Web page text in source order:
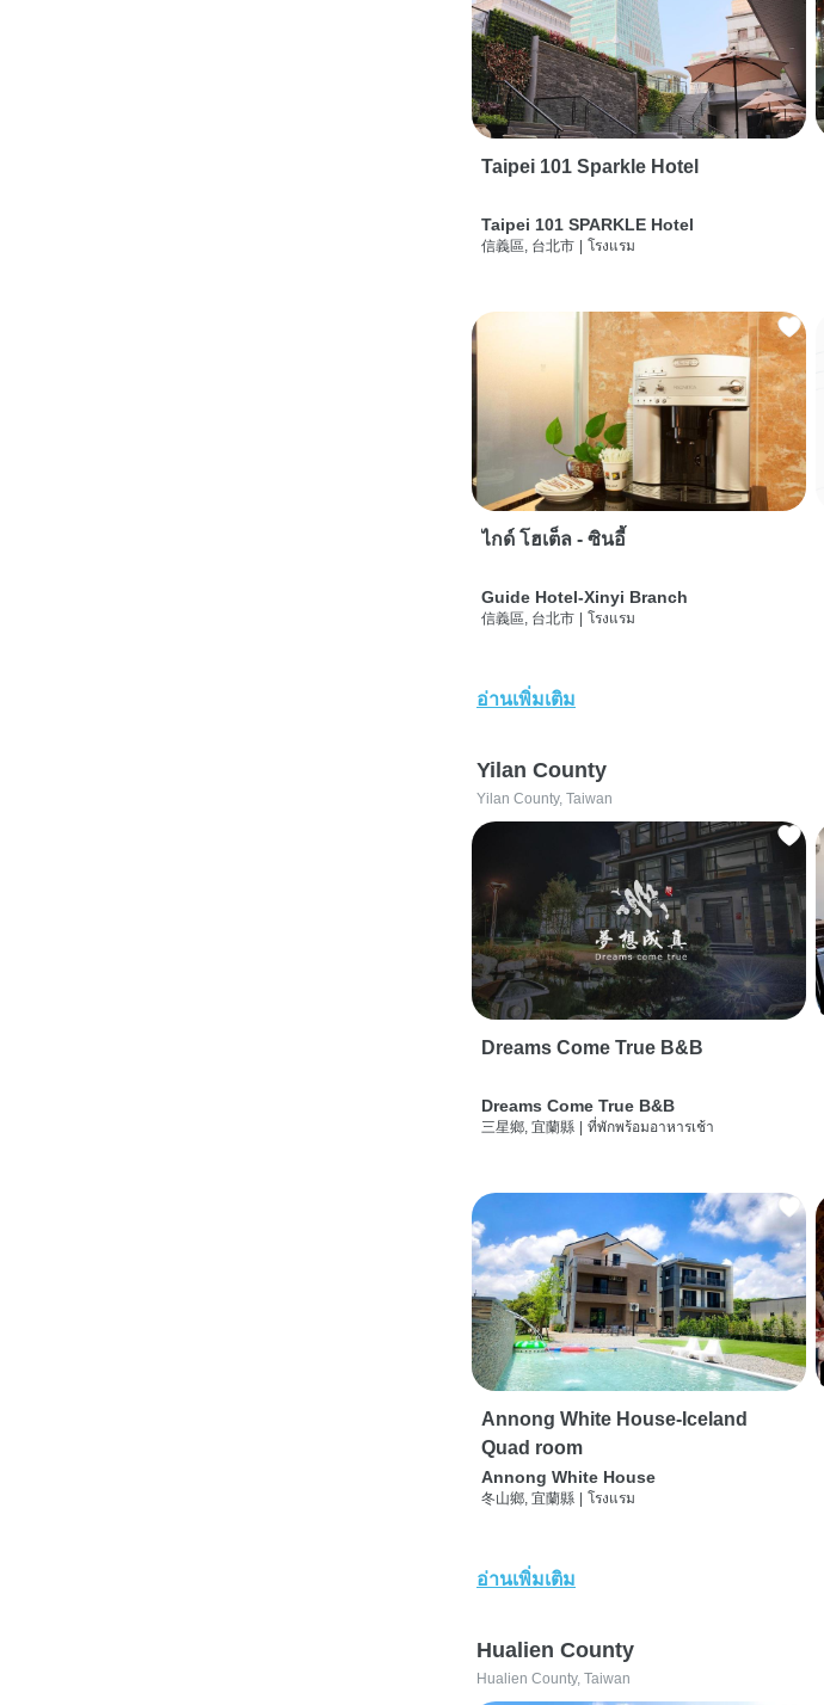
Taipei 101 Sparkle Hotel
Taipei 101 SPARKLE Hotel
信義區, 台北市 โรงแรม
ไกด์ โฮเต็ล - ซินอี้
Guide Hotel-Xinyi Branch
信義區, 台北市 | โรงแรม
อ่านเพิ่มเติม
Yilan County
Yilan County, Taiwan
Dreams Come True B&B
Dreams Come True B&B
三星鄉, 宜蘭縣 | ที่พักพร้อมอาหารเช้า
Annong White House-Iceland
Quad room
Annong White House
冬山鄉, 宜蘭縣 | โรงแรม
อ่านเพิ่มเติม
Hualien County
Hualien County, Taiwan